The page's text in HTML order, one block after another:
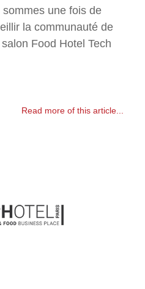
une fois de
la communauté de
Food Hotel Tech
Read more of this article...